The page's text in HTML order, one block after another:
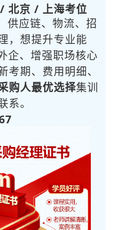
北京 / 上海考位
供应链、物流、招
，想提升专业能
企、增强职场核心
购人最优选择
考期、费用明细、
集训
系。